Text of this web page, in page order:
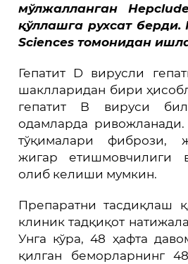
мўлжалланган
қўллашга рухсат берди.
Sciences томонидан
Гепатит D вирусли
шаклларидан бири
гепатит B вируси
одамларда
тўқималари фибрози,
жигар етишмовчилиги
олиб келиши мумкин.
Препаратни тасдиқлаш
клиник тадқиқот
Унга кўра, 48 ҳафта
қилган беморларнинг